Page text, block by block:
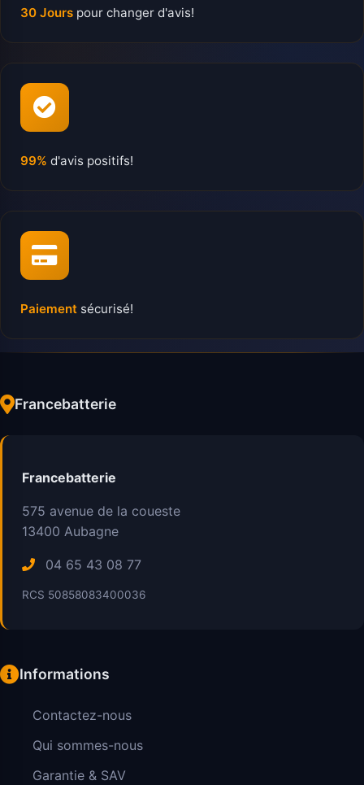
30 Jours pour changer d'avis!
99% d'avis positifs!
Paiement sécurisé!
Francebatterie
Francebatterie
575 avenue de la coueste
13400 Aubagne
04 65 43 08 77
RCS 50858083400036
Informations
Contactez-nous
Qui sommes-nous
Garantie & SAV